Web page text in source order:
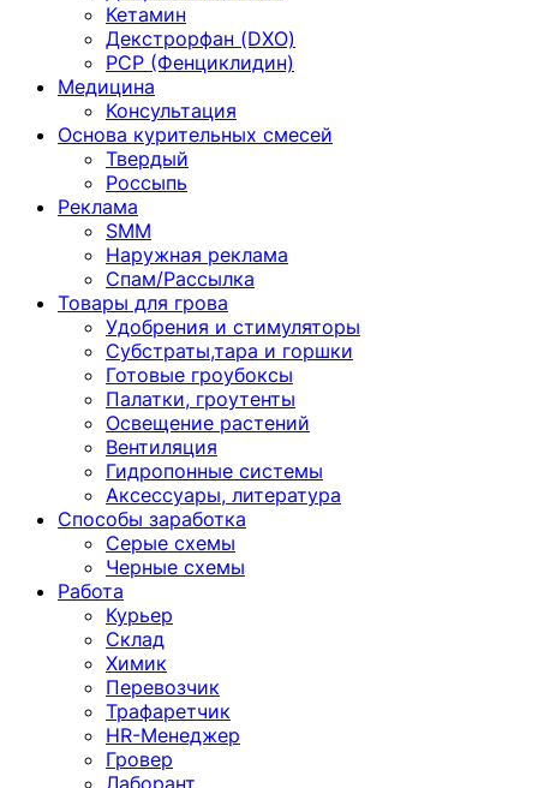
Кетамин
Декстрорфан (DXO)
PCP (Фенциклидин)
Медицина
Консультация
Основа курительных смесей
Твердый
Россыпь
Реклама
SMM
Наружная реклама
Спам/Рассылка
Товары для грова
Удобрения и стимуляторы
Субстраты,тара и горшки
Готовые гроубоксы
Палатки, гроутенты
Освещение растений
Вентиляция
Гидропонные системы
Аксессуары, литература
Способы заработка
Серые схемы
Черные схемы
Работа
Курьер
Склад
Химик
Перевозчик
Трафаретчик
HR-Менеджер
Гровер
Лаборант